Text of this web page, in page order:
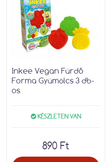
Inkee Vegan Fürdő
Forma Gyümölcs 3 db-
os
KÉSZLETEN VAN
890 Ft